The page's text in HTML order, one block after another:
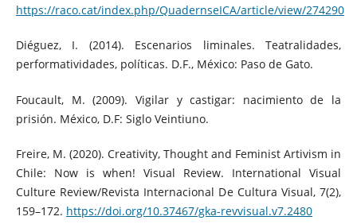
https://raco.cat/index.php/QuadernseICA/article/view/274290
Diéguez, I. (2014). Escenarios liminales. Teatralidades,
performatividades, políticas. D.F., México: Paso de Gato.
Foucault, M. (2009). Vigilar y castigar: nacimiento de la
prisión. México, D.F: Siglo Veintiuno.
Freire, M. (2020). Creativity, Thought and Feminist Artivism in
Chile: Now is when! Visual Review. International Visual
Culture Review/Revista Internacional De Cultura Visual, 7(2),
159–172. https://doi.org/10.37467/gka-revvisual.v7.2480